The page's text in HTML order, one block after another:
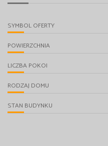
SYMBOL OFERTY
POWIERZCHNIA
LICZBA POKOI
RODZAJ DOMU
STAN BUDYNKU